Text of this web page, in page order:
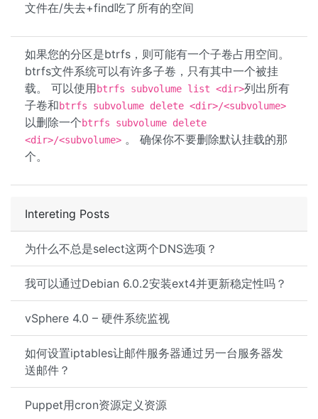
Intereting Posts
为什么不总是select这两个DNS选项？
我可以通过Debian 6.0.2安装ext4并更新稳定性吗？
vSphere 4.0 – 硬件系统监视
如何设置iptables让邮件服务器通过另一台服务器发
送邮件？
Puppet用cron资源定义资源
文件在/失去+find吃了所有的空间
如果您的分区是btrfs，则可能有一个子卷占用空间。
btrfs文件系统可以有许多子卷，只有其中一个被挂
载。 可以使用btrfs subvolume list <dir>列出所有
子卷和btrfs subvolume delete <dir>/<subvolume>
以删除一个btrfs subvolume delete
<dir>/<subvolume> 。 确保你不要删除默认挂载的那
个。